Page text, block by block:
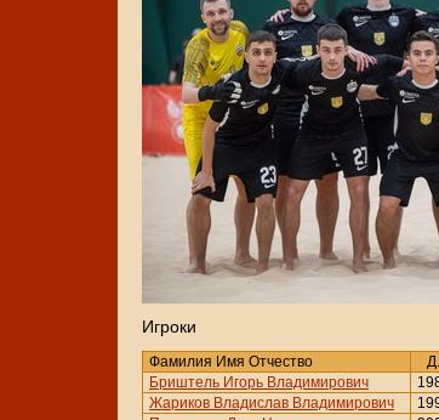
Игроки
Фамилия Имя Отчество
Бриштель Игорь Владимирович
Жариков Владислав Владимирович